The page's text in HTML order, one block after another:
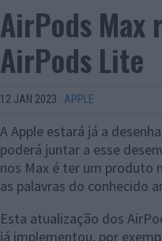
AirPods Max
AirPods Lite
12 JAN 2023 · APPLE
A Apple estará já a
poderá juntar a esse
nos Max é ter um produto
as palavras do conhecido
Esta atualização dos
já implementou, por